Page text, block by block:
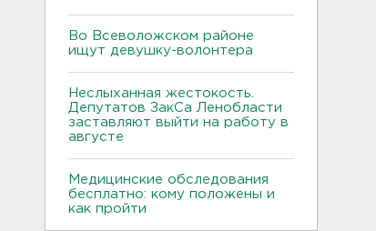
Во Всеволожском районе
ищут девушку-волонтера
Неслыханная жестокость.
Депутатов ЗакСа Ленобласти
заставляют выйти на работу в
августе
Медицинские обследования
бесплатно: кому положены и
как пройти